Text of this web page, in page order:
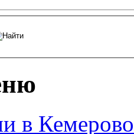
в Кемерово